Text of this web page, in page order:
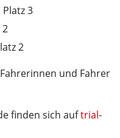
Platz 3
2
2
und Fahrer
finden sich auftrial-